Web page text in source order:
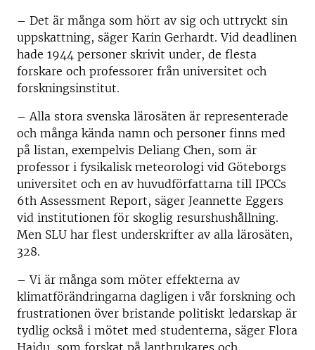
– Det är många som hört av sig och uttryckt sin
uppskattning, säger Karin Gerhardt. Vid deadlinen
hade 1944 personer skrivit under, de flesta
forskare och professorer från universitet och
forskningsinstitut.
– Alla stora svenska lärosäten är representerade
och många kända namn och personer finns med
på listan, exempelvis Deliang Chen, som är
professor i fysikalisk meteorologi vid Göteborgs
universitet och en av huvudförfattarna till IPCCs
6th Assessment Report, säger Jeannette Eggers
vid institutionen för skoglig resurshushållning.
Men SLU har flest underskrifter av alla lärosäten,
328.
– Vi är många som möter effekterna av
klimatförändringarna dagligen i vår forskning och
frustrationen över bristande politiskt ledarskap är
tydlig också i mötet med studenterna, säger Flora
Hajdu, som forskat på lantbrukares och